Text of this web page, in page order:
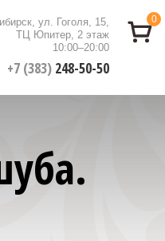
ул. Гоголя, 15,
ТЦ Юпитер, 2 этаж
10:00–20:00
+7 (383) 248-50-50
0